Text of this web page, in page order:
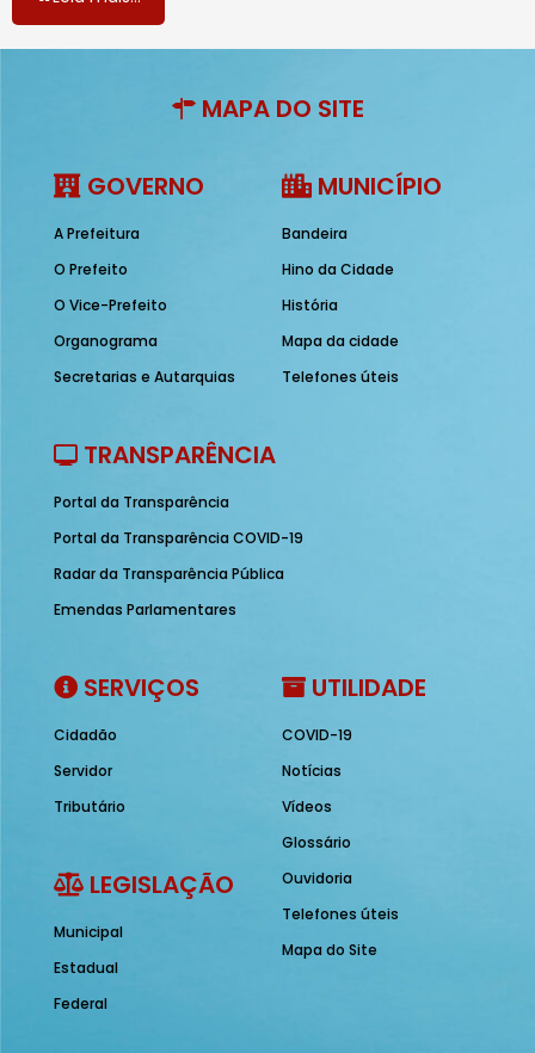
MAPA DO SITE
GOVERNO
A Prefeitura
O Prefeito
O Vice-Prefeito
Organograma
Secretarias e Autarquias
MUNICÍPIO
Bandeira
Hino da Cidade
História
Mapa da cidade
Telefones úteis
TRANSPARÊNCIA
Portal da Transparência
Portal da Transparência COVID-19
Radar da Transparência Pública
Emendas Parlamentares
SERVIÇOS
Cidadão
Servidor
Tributário
LEGISLAÇÃO
Municipal
Estadual
Federal
UTILIDADE
COVID-19
Notícias
Vídeos
Glossário
Ouvidoria
Telefones úteis
Mapa do Site